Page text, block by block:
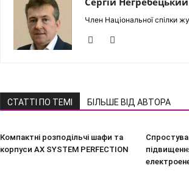
Член Національної спілки
СТАТТІ ПО ТЕМІ БІЛЬШЕ ВІД АВТОРА
Компактні розподільчі шафи та
корпуси AX SYSTEM PERFECTION